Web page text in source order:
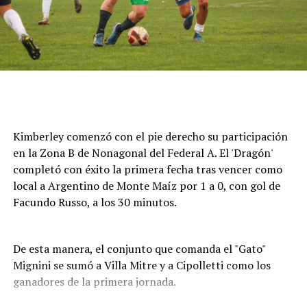
Cómo funciona el Power Ranking de la Fórmula 1
Esta clasificación funciona a través de un panel de cinco
incluye también la clasificación previa y, en caso de
tener, las carreras sprint.
Este análisis tiene la premisa de dejar de lado el
potencial del auto en la calificación de los pilotos, por lo
A lo largo del año, se acumularon las valoraciones de
cada uno en una tabla general que, luego de once fechas
Kimberley comenzó con el pie derecho su participación
en la Zona B de Nonagonal del Federal A. El 'Dragón'
completó con éxito la primera fecha tras vencer como
local a Argentino de Monte Maíz por 1 a 0, con gol de
Facundo Russo, a los 30 minutos.
De esta manera, el conjunto que comanda el "Gato"
Mignini se sumó a Villa Mitre y a Cipolletti como los
ganadores de la primera jornada.